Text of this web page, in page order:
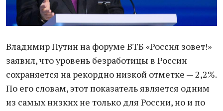
Владимир Путин на форуме ВТБ «Россия зовет!»
заявил, что уровень безработицы в России
сохраняется на рекордно низкой отметке — 2,2%.
По его словам, этот показатель является одним
из самых низких не только для России, но и по